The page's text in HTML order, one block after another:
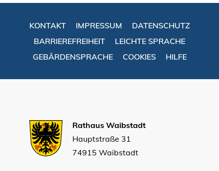
KONTAKT IMPRESSUM
DATENSCHUTZ
BARRIEREFREIHEIT
LEICHTE SPRACHE
GEBÄRDENSPRACHE
COOKIES HILFE
Rathaus Waibstadt
Hauptstraße 31
74915 Waibstadt